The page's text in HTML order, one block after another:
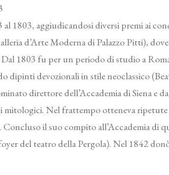
1803, aggiudicandosi diversi premi ai
d’Arte Moderna di Palazzo Pitti),
1803 fu per un periodo di studio a
dipinti devozionali in stile neoclassico
direttore dell’Accademia di Siena e
Nel frattempo otteneva ripetute
il suo compito all’Accademia di
del teatro della Pergola). Nel 1842